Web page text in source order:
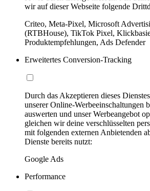
wir auf dieser Webseite folgende
Criteo, Meta-Pixel, Microsoft
(RTBHouse), TikTok Pixel,
Produktempfehlungen, Ads Defender
Erweitertes Conversion-Tracking
Durch das Akzeptieren dieses
unserer Online-Werbeeinschaltungen
auswerten und unser Werbeangebot
gleichen wir deine verschlüsselten
mit folgenden externen Anbietenden
Dienste bereits nutzt:
Google Ads
Performance